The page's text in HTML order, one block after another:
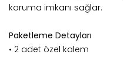
koruma imkanı sağlar.
Paketleme Detayları
• 2 adet özel kalem